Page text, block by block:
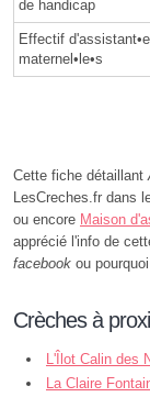
de handicap
Effectif
maternel•le•s
Cette fiche détaillant
LesCreches.fr dans
ou encore Maison
apprécié l'info de
facebook ou
Crèches à
L'Îlot Calin des
La Claire